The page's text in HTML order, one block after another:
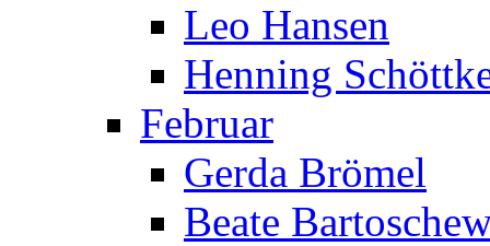
Leo Hansen
Henning
Februar
Gerda Brömel
Beate